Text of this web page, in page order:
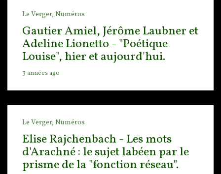
Le Verger, Numéros
Gautier Amiel, Jérôme Laubner et
Adeline Lionetto - "Poétique
Louise", hier et aujourd'hui.
3 années ago
Le Verger, Numéros
Elise Rajchenbach - Les mots
d'Arachné : le sujet labéen par le
prisme de la "fonction réseau".